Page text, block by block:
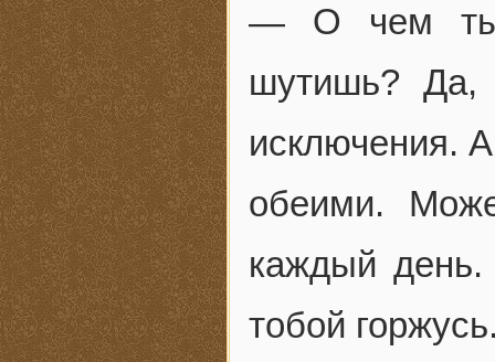
— О чем
шутишь? Да,
исключения.
обеими.
каждый
тобой